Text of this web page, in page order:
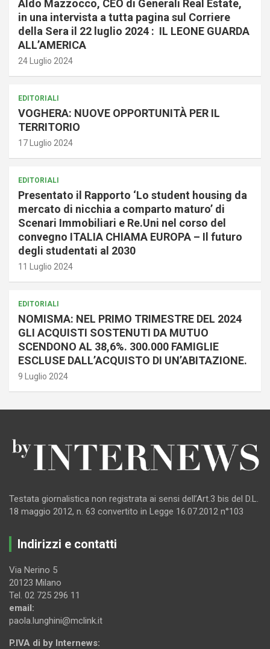
Aldo Mazzocco, CEO di Generali Real Estate,
in una intervista a tutta pagina sul Corriere
della Sera il 22 luglio 2024 : IL LEONE GUARDA
ALL’AMERICA
24 Luglio 2024
EDITORIALI
VOGHERA: NUOVE OPPORTUNITÀ PER IL
TERRITORIO
17 Luglio 2024
EDITORIALI
Presentato il Rapporto ‘Lo student housing da
mercato di nicchia a comparto maturo’ di
Scenari Immobiliari e Re.Uni nel corso del
convegno ITALIA CHIAMA EUROPA – Il futuro
degli studentati al 2030
11 Luglio 2024
EDITORIALI
NOMISMA: NEL PRIMO TRIMESTRE DEL 2024
GLI ACQUISTI SOSTENUTI DA MUTUO
SCENDONO AL 38,6%. 300.000 FAMIGLIE
ESCLUSE DALL’ACQUISTO DI UN’ABITAZIONE.
9 Luglio 2024
Testata giornalistica non registrata ai sensi dell’Art.3 bis del D.L.
18 maggio 2012, n. 63 convertito in Legge 16.07.2012 n°103
Indirizzi e contatti
Via Nerino 5
20123 Milano
Tel. 02 725 296 11
email:
paola.lunghini@mclink.it
P.IVA di by Internews: